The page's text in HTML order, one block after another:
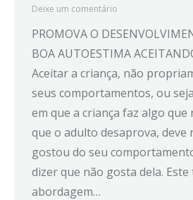
Deixe um comentário
PROMOVA O
BOA AUTOESTIMA
Aceitar a criança, não
seus comportamentos, ou
em que a criança faz algo que
que o adulto desaprova, deve
gostou do seu
dizer que não gosta dela. Este
abordagem…